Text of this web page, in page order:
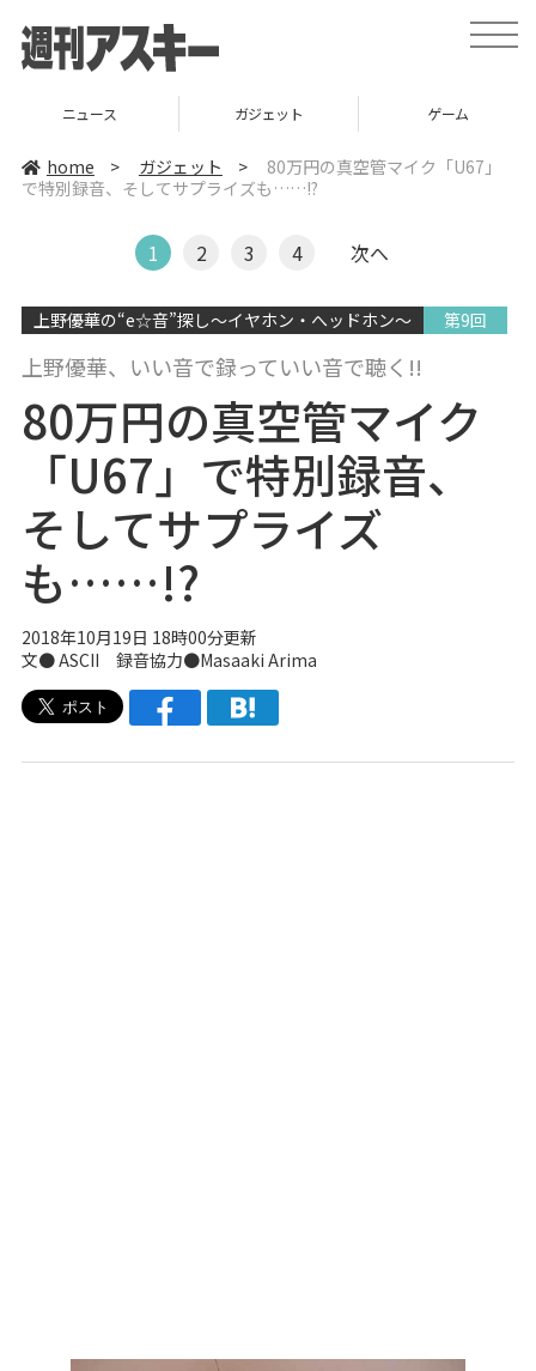
t
o
ニュース ガジェット ゲーム
home > ガジェット >
80万円の真空管マイク「U67」
で特別録音、そしてサプライズも……!?
1 2 3 4 次へ
上野優華の“e☆音”探し〜イヤホン・へッドホン〜 第9回
上野優華、いい音で録っていい音で聴く!!
80万円の真空管マイク
「U67」で特別録音、
そしてサプライズ
も……!?
2018年10月19日 18時00分更新
文● ASCII 録音協力●Masaaki Arima